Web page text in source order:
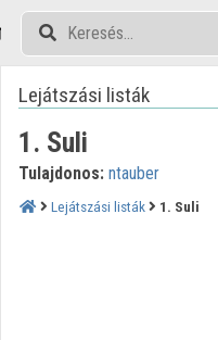
kihagyása
Lejátszási listák
1. Suli
Tulajdonos: ntauber
Lejátszási listák 1. Suli